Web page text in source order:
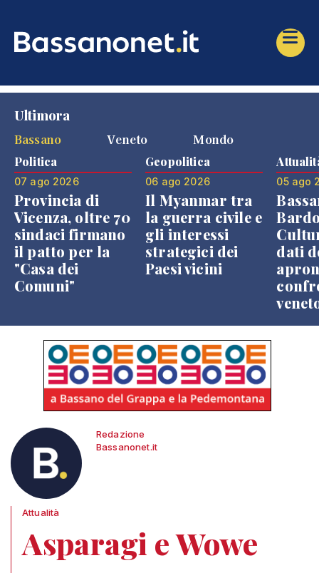
Ultimora
Bassano
Veneto Mondo
Politica
07 ago 2026
Provincia di
Vicenza, oltre 70
sindaci firmano
il patto per la
"Casa dei
Comuni"
Geopolitica
06 ago 2026
Il Myanmar tra
la guerra civile e
gli interessi
strategici dei
Paesi vicini
05 ago
dati
Redazione
Bassanonet.it
Attualità
Asparagi e Wowe